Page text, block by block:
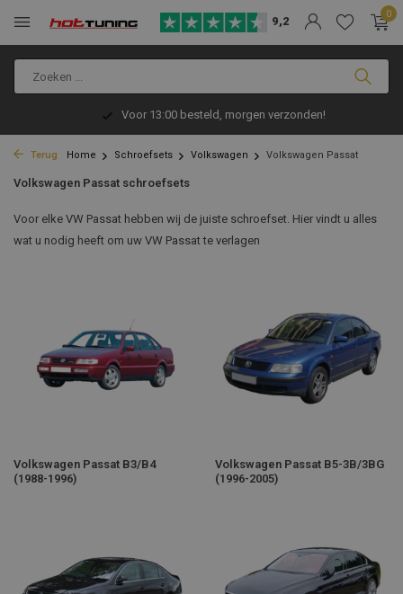
9,2
0
Voor 13:00 besteld, morgen verzonden!
Terug Home Schroefsets Volkswagen Volkswagen Passat
Volkswagen Passat schroefsets
Voor elke VW Passat hebben wij de juiste schroefset. Hier vindt u alles
wat u nodig heeft om uw VW Passat te verlagen
Volkswagen Passat B3/B4
(1988-1996)
Volkswagen Passat B5-3B/3BG
(1996-2005)